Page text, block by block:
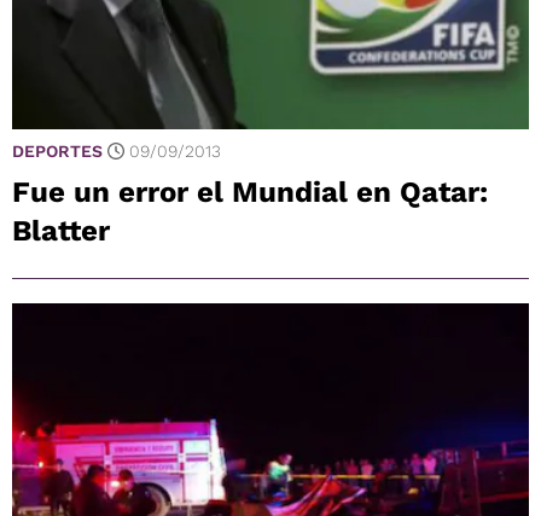
DEPORTES 09/09/2013
Fue un error el Mundial en Qatar:
Blatter